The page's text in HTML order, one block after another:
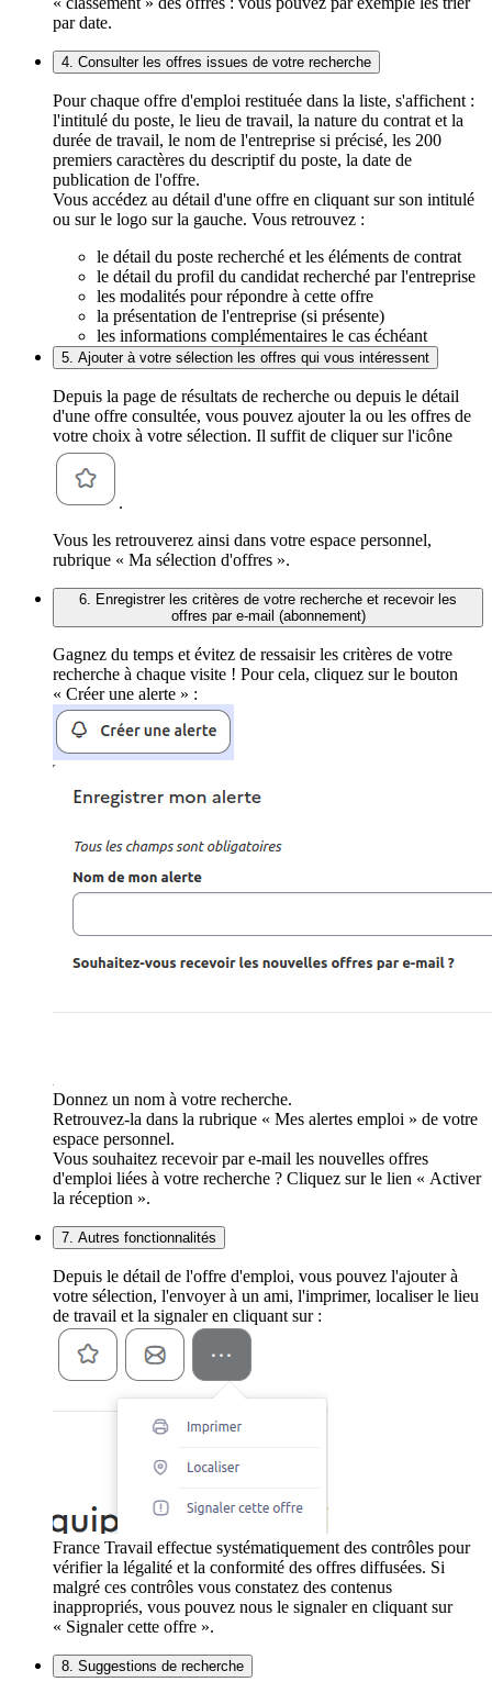
par date.
4. Consulter les offres issues de votre recherche
Pour chaque offre d'emploi restituée dans la liste, s'affichent :
l'intitulé du poste, le lieu de travail, la nature du contrat et la
durée de travail, le nom de l'entreprise si précisé, les 200
premiers caractères du descriptif du poste, la date de
publication de l'offre.
Vous accédez au détail d'une offre en cliquant sur son intitulé
ou sur le logo sur la gauche. Vous retrouvez :
le détail du poste recherché et les éléments de contrat
le détail du profil du candidat recherché par l'entreprise
les modalités pour répondre à cette offre
la présentation de l'entreprise (si présente)
les informations complémentaires le cas échéant
5. Ajouter à votre sélection les offres qui vous intéressent
Depuis la page de résultats de recherche ou depuis le détail
d'une offre consultée, vous pouvez ajouter la ou les offres de
votre choix à votre sélection. Il suffit de cliquer sur l'icône
.
Vous les retrouverez ainsi dans votre espace personnel,
rubrique « Ma sélection d'offres ».
6. Enregistrer les critères de votre recherche et recevoir les
offres par e-mail (abonnement)
Gagnez du temps et évitez de ressaisir les critères de votre
recherche à chaque visite ! Pour cela, cliquez sur le bouton
« Créer une alerte » :
Donnez un nom à votre recherche.
Retrouvez-la dans la rubrique « Mes alertes emploi » de votre
espace personnel.
Vous souhaitez recevoir par e-mail les nouvelles offres
d'emploi liées à votre recherche ? Cliquez sur le lien « Activer
la réception ».
7. Autres fonctionnalités
Depuis le détail de l'offre d'emploi, vous pouvez l'ajouter à
votre sélection, l'envoyer à un ami, l'imprimer, localiser le lieu
de travail et la signaler en cliquant sur :
France Travail effectue systématiquement des contrôles pour
vérifier la légalité et la conformité des offres diffusées. Si
malgré ces contrôles vous constatez des contenus
inappropriés, vous pouvez nous le signaler en cliquant sur
« Signaler cette offre ».
8. Suggestions de recherche